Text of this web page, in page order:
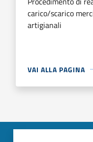
carico/scarico
artigianali
VAI ALLA PAGINA